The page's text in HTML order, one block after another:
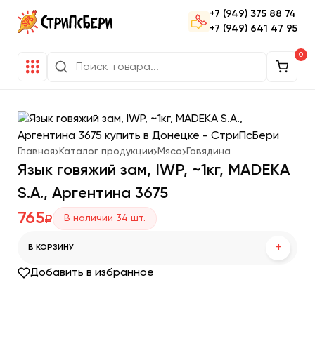
+7 (949) 375 88 74
+7 (949) 641 47 95
0
Главная Каталог продукции Мясо Говядина
Язык говяжий зам, IWP, ~1кг, MADEKA
S.A., Аргентина 3675
765₽ В наличии 34 шт.
В КОРЗИНУ +
Добавить в избранное